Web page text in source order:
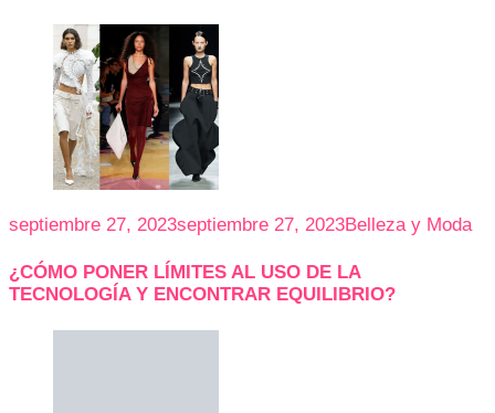
septiembre 27, 2023septiembre 27, 2023Belleza y Moda
¿CÓMO PONER LÍMITES AL USO DE LA
TECNOLOGÍA Y ENCONTRAR EQUILIBRIO?